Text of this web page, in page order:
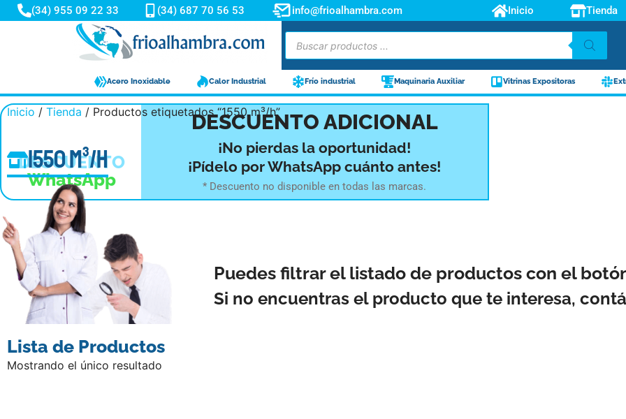
(34) 955 09 22 33 (34) 687 70 56 53 info@frioalhambra.com Inicio Tienda
Acero Inoxidable Calor Industrial Frío industrial Maquinaria Auxiliar Vitrinas Expositoras
-10%
DESCUENTO
WhatsApp
DESCUENTO ADICIONAL
¡No pierdas la oportunidad!
¡Pídelo por WhatsApp cuánto antes!
* Descuento no disponible en todas las marcas.
Inicio / Tienda / Productos etiquetados “1550 m³/h”
1550 m³/h
Puedes filtrar el listado de productos con el
Si no encuentras el producto que te interesa,
Lista de Productos
Mostrando el único resultado